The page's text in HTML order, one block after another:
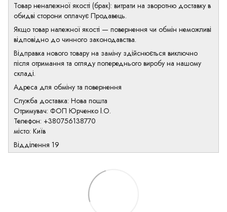
Товар неналежної якості (брак): витрати на зворотню доставку в
обидві сторони оплачує Продавець.
Якщо товар належної якості — повернення чи обмін неможливі
відповідно до чинного законодавства.
Відправка нового товару на заміну здійснюється виключно
після отримання та огляду попереднього виробу на нашому
складі.
Адреса для обміну та повернення
Служба доставка: Нова пошта
Отримувач: ФОП Юрченко І.О.
Телефон: +380756138770
місто: Київ
Відділення 19